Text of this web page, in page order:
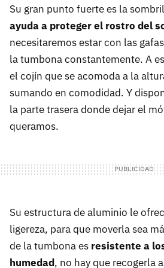
Su gran punto fuerte es la
ayuda a proteger el rostro del
necesitaremos estar con las
la tumbona constantemente. A
el cojín que se acomoda a la
sumando en comodidad. Y
la parte trasera donde dejar el
queramos.
Su estructura de aluminio le
ligereza, para que moverla sea
de la tumbona es resistente a
humedad, no hay que recogerla